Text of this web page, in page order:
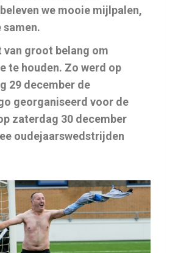
we mooie mijlpalen,
samen.
van groot belang om
te houden. Zo werd op
29 december de
georganiseerd voor de
zaterdag 30 december
oudejaarswedstrijden